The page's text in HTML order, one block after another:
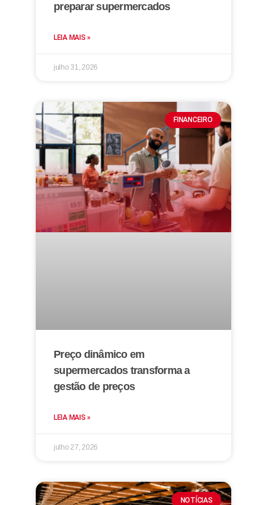
preparar supermercados
LEIA MAIS »
julho 31, 2026
FINANCEIRO
Preço dinâmico em
supermercados transforma a
gestão de preços
LEIA MAIS »
julho 27, 2026
NOTÍCIAS